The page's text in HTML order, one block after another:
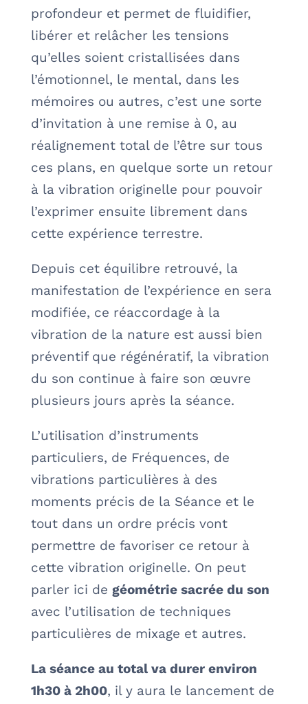
profondeur et permet de fluidifier,
libérer et relâcher les tensions
qu’elles soient cristallisées dans
l’émotionnel, le mental, dans les
mémoires ou autres, c’est une sorte
d’invitation à une remise à 0, au
réalignement total de l’être sur tous
ces plans, en quelque sorte un retour
à la vibration originelle pour pouvoir
l’exprimer ensuite librement dans
cette expérience terrestre.
Depuis cet équilibre retrouvé, la
manifestation de l’expérience en sera
modifiée, ce réaccordage à la
vibration de la nature est aussi bien
préventif que régénératif, la vibration
du son continue à faire son œuvre
plusieurs jours après la séance.
L’utilisation d’instruments
particuliers, de Fréquences, de
vibrations particulières à des
moments précis de la Séance et le
tout dans un ordre précis vont
permettre de favoriser ce retour à
cette vibration originelle. On peut
parler ici de géométrie sacrée du son
avec l’utilisation de techniques
particulières de mixage et autres.
La séance au total va durer environ
1h30 à 2h00, il y aura le lancement de